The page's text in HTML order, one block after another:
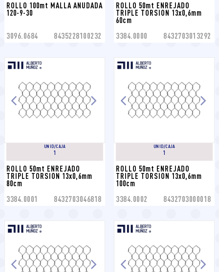
ROLLO 100mt MALLA ANUDADA
120-9-30
3096.0684 8435228100232
ROLLO 50mt ENREJADO
TRIPLE TORSION 13x0,6mm
60cm
3384.0000 8432703013292
UNID/CAJA
1
ROLLO 50mt ENREJADO
TRIPLE TORSION 13x0,6mm
80cm
3384.0001 8432703046818
UNID/CAJA
1
ROLLO 50mt ENREJADO
TRIPLE TORSION 13x0,6mm
100cm
3384.0002 8432703000018